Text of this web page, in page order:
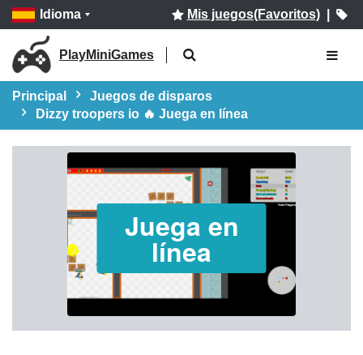
Idioma Mis juegos(Favoritos)|
PlayMiniGames
Principal
Juegos de disparos
Dizzy troopers io 🔥 Juega en línea
Juega en
línea